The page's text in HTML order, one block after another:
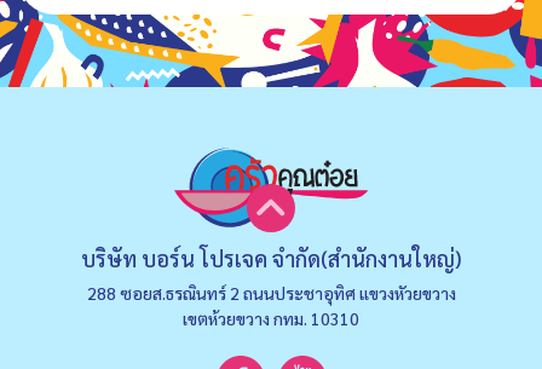
บริษัท บอร์น โปรเจค จำกัด(สำนักงานใหญ่)
288 ซอยส.ธรณินทร์ 2 ถนนประชาอุทิศ แขวงหัวยขวาง
เขตห้วยขวาง กทม. 10310